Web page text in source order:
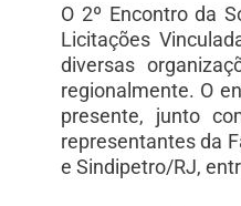
O 2º Encontro da
Licitações
diversas
regionalmente. O
presente, junto
representantes da
e Sindipetro/RJ,